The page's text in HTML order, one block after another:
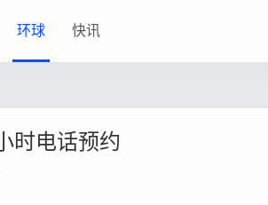
环球 快讯
时电话预约